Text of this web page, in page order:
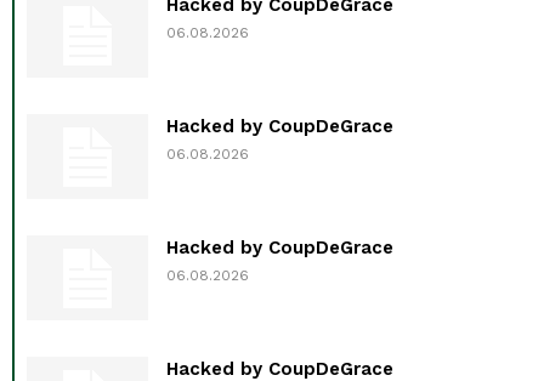
Hacked by CoupDeGrace
06.08.2026
Hacked by CoupDeGrace
06.08.2026
Hacked by CoupDeGrace
06.08.2026
Hacked by CoupDeGrace